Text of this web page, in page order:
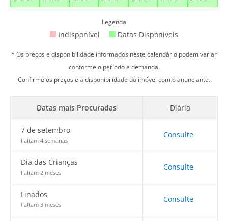
Legenda
Indisponível Datas Disponíveis
* Os preços e disponibilidade informados neste calendário podem variar
conforme o período e demanda.
Confirme os preços e a disponibilidade do imóvel com o anunciante.
Datas mais Procuradas Diária
7 de setembro
Faltam 4 semanas
Consulte
Dia das Crianças
Faltam 2 meses
Consulte
Finados
Faltam 3 meses
Consulte